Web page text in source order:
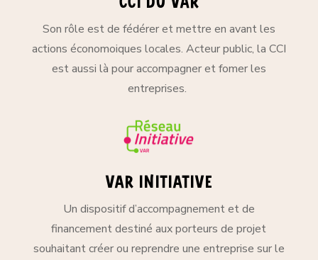
Son rôle est de fédérer et mettre en avant les
actions économoiques locales. Acteur public, la CCI
est aussi là pour accompagner et fomer les
entreprises.
var initiative
Un dispositif d’accompagnement et de
financement destiné aux porteurs de projet
souhaitant créer ou reprendre une entreprise sur le